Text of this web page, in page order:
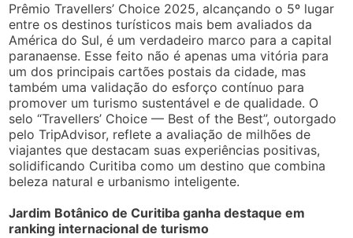
Prêmio Travellers’ Choice 2025, alcançando o 5º lugar
entre os destinos turísticos mais bem avaliados da
América do Sul, é um verdadeiro marco para a capital
paranaense. Esse feito não é apenas uma vitória para
um dos principais cartões postais da cidade, mas
também uma validação do esforço contínuo para
promover um turismo sustentável e de qualidade. O
selo “Travellers’ Choice — Best of the Best”, outorgado
pelo TripAdvisor, reflete a avaliação de milhões de
viajantes que destacam suas experiências positivas,
solidificando Curitiba como um destino que combina
beleza natural e urbanismo inteligente.
Jardim Botânico de Curitiba ganha destaque em
ranking internacional de turismo